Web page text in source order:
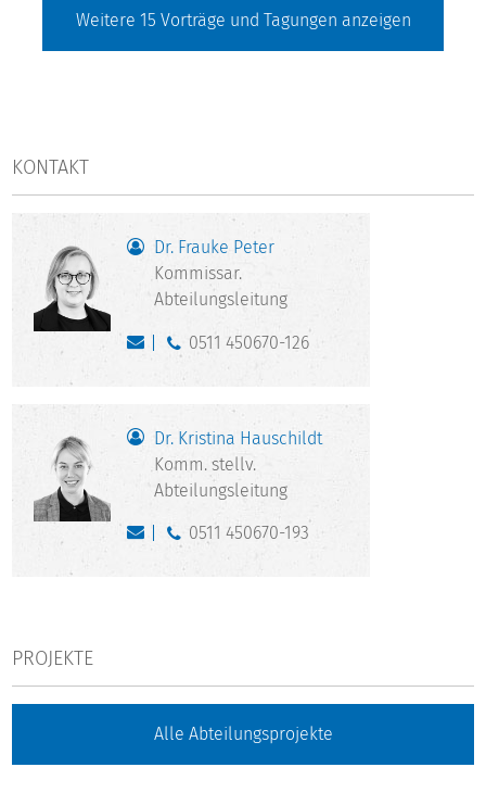
Weitere 15 Vorträge und Tagungen anzeigen
KONTAKT
Dr. Frauke Peter
Kommissar.
Abteilungsleitung
0511 450670-126
Dr. Kristina Hauschildt
Komm. stellv.
Abteilungsleitung
0511 450670-193
PROJEKTE
Alle Abteilungsprojekte